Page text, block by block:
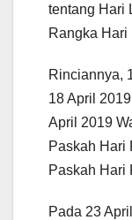
tentang Hari
Rangka Hari
Rinciannya,
18 April
April 2019
Paskah Hari
Paskah Hari
Pada 23